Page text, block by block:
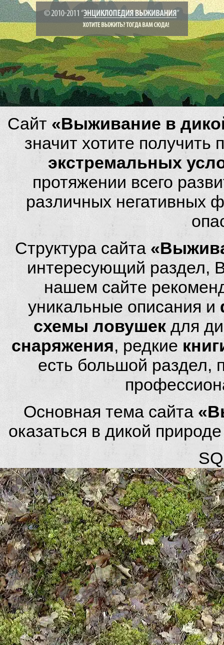
Сайт «Выживание в
значит хотите
экстремальных
протяжении всего
различных негативных
Структура сайта
интересующий раздел,
нашем сайте
уникальные описания и
схемы ловушек для
снаряжения, редкие
есть большой
Основная тема сайта
оказаться в дикой